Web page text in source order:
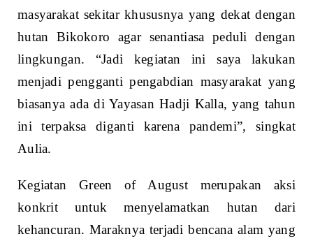
masyarakat sekitar khususnya yang dekat dengan
hutan Bikokoro agar senantiasa peduli dengan
lingkungan. “Jadi kegiatan ini saya lakukan
menjadi pengganti pengabdian masyarakat yang
biasanya ada di Yayasan Hadji Kalla, yang tahun
ini terpaksa diganti karena pandemi”, singkat
Aulia.
Kegiatan Green of August merupakan aksi
konkrit untuk menyelamatkan hutan dari
kehancuran. Maraknya terjadi bencana alam yang